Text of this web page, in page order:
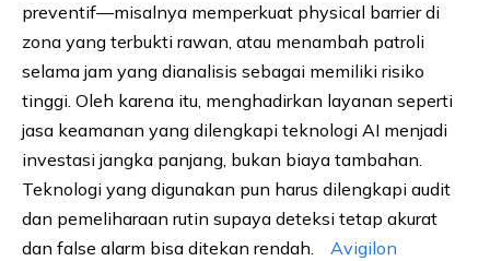
preventif—misalnya memperkuat physical barrier di
zona yang terbukti rawan, atau menambah patroli
selama jam yang dianalisis sebagai memiliki risiko
tinggi. Oleh karena itu, menghadirkan layanan seperti
jasa keamanan yang dilengkapi teknologi AI menjadi
investasi jangka panjang, bukan biaya tambahan.
Teknologi yang digunakan pun harus dilengkapi audit
dan pemeliharaan rutin supaya deteksi tetap akurat
dan false alarm bisa ditekan rendah.
Avigilon